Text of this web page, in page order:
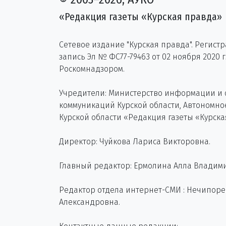
«Редакция газеты «Курская правда»
Сетевое издание "Курская правда".
запись Эл № ФС77-79463 от 02 ноября 2020
Роскомнадзором.
Учредители: Министерство информации и
коммуникаций Курской области,
Курской области «Редакция газеты
Директор: Чуйкова Лариса Викторовна.
Главный редактор: Ермолина Алла
Редактор отдела интернет-СМИ :
Александровна.